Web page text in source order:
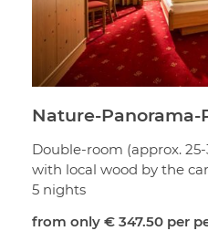
Nature-Panorama-
Double-room (approx.
with local wood by the
5 nights
from only € 347.50 per